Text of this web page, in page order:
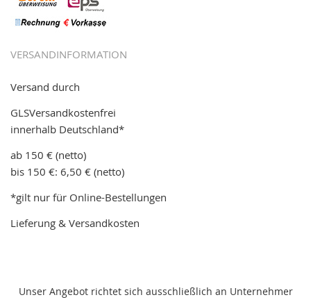
VERSANDINFORMATION
Versand durch
GLSVersandkostenfrei
innerhalb Deutschland*
ab 150 € (netto)
bis 150 €: 6,50 € (netto)
*gilt nur für Online-Bestellungen
Lieferung & Versandkosten
Unser Angebot richtet sich ausschließlich an Unternehmer